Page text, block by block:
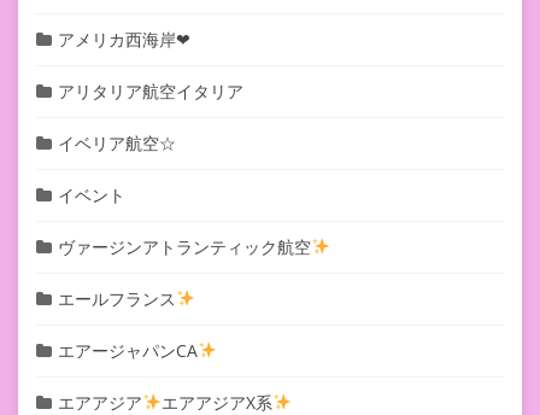
アメリカ西海岸❤︎
アリタリア航空イタリア
イベリア航空☆
イベント
ヴァージンアトランティック航空
エールフランス
エアージャパンCA
エアアジア エアアジアX系